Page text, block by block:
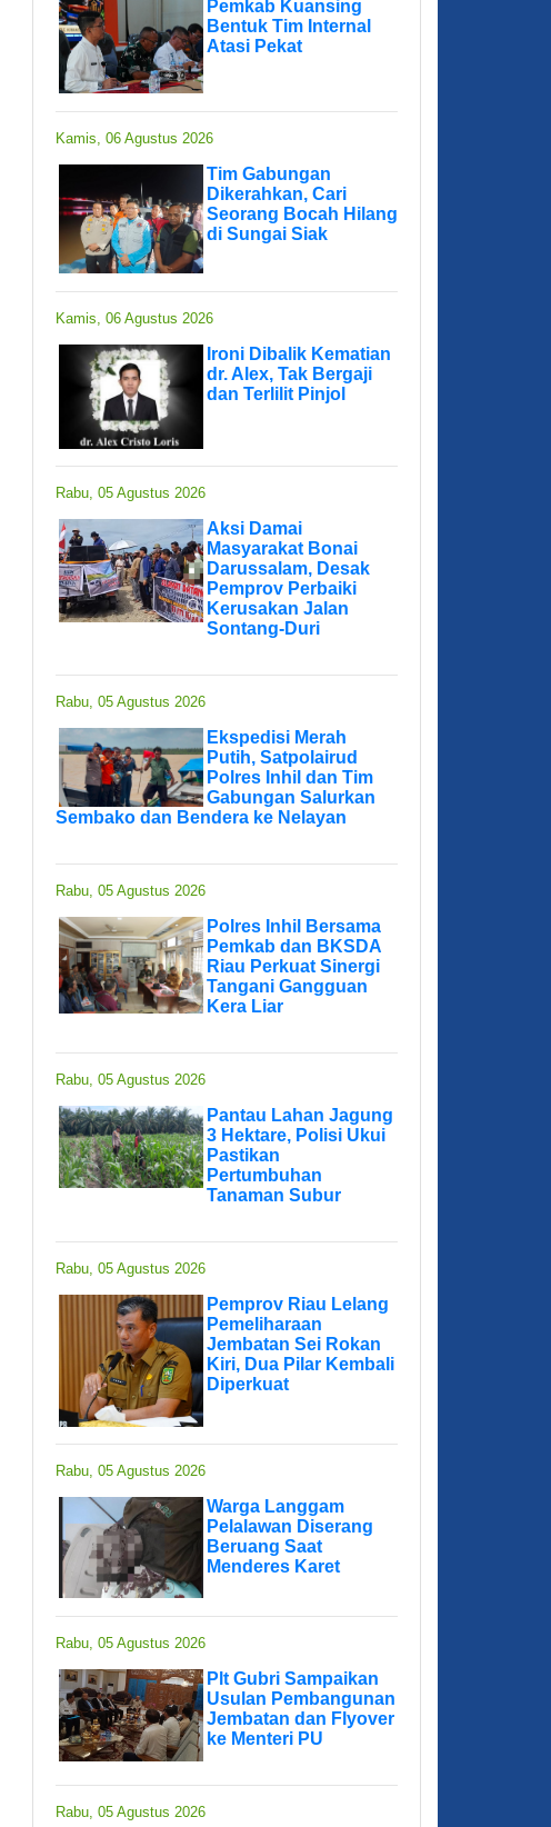
Pemkab Kuansing
Bentuk Tim Internal
Atasi Pekat
Kamis, 06 Agustus 2026
Tim Gabungan
Dikerahkan, Cari
Seorang Bocah Hilang
di Sungai Siak
Kamis, 06 Agustus 2026
Ironi Dibalik Kematian
dr. Alex, Tak Bergaji
dan Terlilit Pinjol
Rabu, 05 Agustus 2026
Aksi Damai
Masyarakat Bonai
Darussalam, Desak
Pemprov Perbaiki
Kerusakan Jalan
Sontang-Duri
Rabu, 05 Agustus 2026
Ekspedisi Merah
Putih, Satpolairud
Polres Inhil dan Tim
Gabungan Salurkan
Sembako dan Bendera ke Nelayan
Rabu, 05 Agustus 2026
Polres Inhil Bersama
Pemkab dan BKSDA
Riau Perkuat Sinergi
Tangani Gangguan
Kera Liar
Rabu, 05 Agustus 2026
Pantau Lahan Jagung
3 Hektare, Polisi Ukui
Pastikan
Pertumbuhan
Tanaman Subur
Rabu, 05 Agustus 2026
Pemprov Riau Lelang
Pemeliharaan
Jembatan Sei Rokan
Kiri, Dua Pilar Kembali
Diperkuat
Rabu, 05 Agustus 2026
Warga Langgam
Pelalawan Diserang
Beruang Saat
Menderes Karet
Rabu, 05 Agustus 2026
Plt Gubri Sampaikan
Usulan Pembangunan
Jembatan dan Flyover
ke Menteri PU
Rabu, 05 Agustus 2026